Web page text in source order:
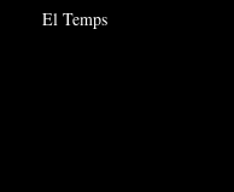
El Temps